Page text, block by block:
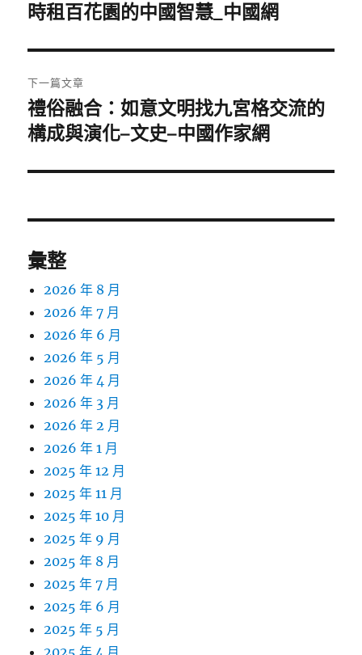
導
覽
一
文
章:
時租百花園的中國智慧_中國網
下一篇文章
下
一
文
禮俗融合：如意文明找九宮格交流的
構成與演化–文史–中國作家網
彙整
2026 年 8 月
2026 年 7 月
2026 年 6 月
2026 年 5 月
2026 年 4 月
2026 年 3 月
2026 年 2 月
2026 年 1 月
2025 年 12 月
2025 年 11 月
2025 年 10 月
2025 年 9 月
2025 年 8 月
2025 年 7 月
2025 年 6 月
2025 年 5 月